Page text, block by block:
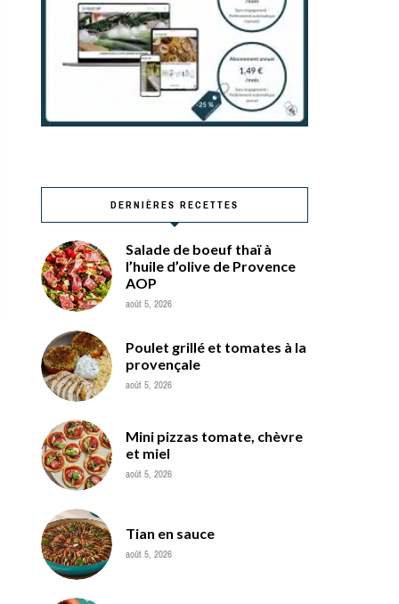
DERNIÈRES RECETTES
Salade de boeuf thaï à
l’huile d’olive de Provence
AOP
août 5, 2026
Poulet grillé et tomates à la
provençale
août 5, 2026
Mini pizzas tomate, chèvre
et miel
août 5, 2026
Tian en sauce
août 5, 2026